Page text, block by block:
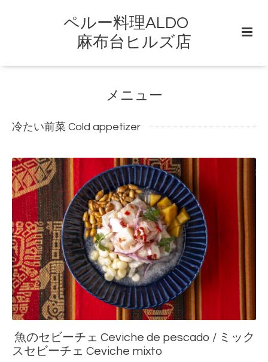
ペルー料理ALDO
麻布台ヒルズ店
メニュー
冷たい前菜 Cold appetizer
魚のセビーチェ Ceviche de pescado / ミック
スセビーチェ Ceviche mixto